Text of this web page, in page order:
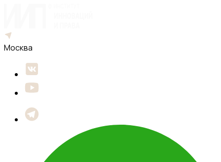
Москва